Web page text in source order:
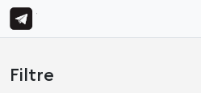
Filtre